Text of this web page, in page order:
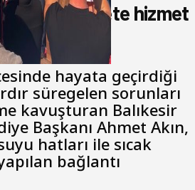
memlekete hizmet
hayata geçirdiği
süregelen sorunları
kavuşturan Balıkesir
Başkanı Ahmet Akın,
hatları ile sıcak
bağlantı